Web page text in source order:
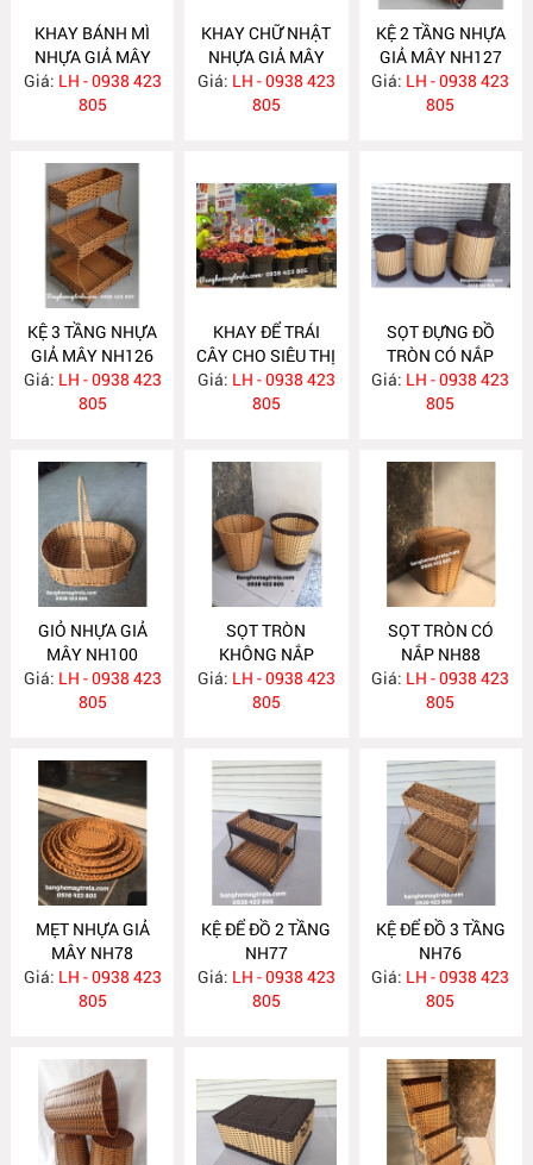
KHAY BÁNH MÌ
NHỰA GIẢ MÂY
NH129
Giá: LH - 0938 423
805
KHAY CHỮ NHẬT
NHỰA GIẢ MÂY
NH128
Giá: LH - 0938 423
805
KỆ 2 TẦNG NHỰA
GIẢ MÂY NH127
Giá: LH - 0938 423
805
KỆ 3 TẦNG NHỰA
GIẢ MÂY NH126
Giá: LH - 0938 423
805
KHAY ĐỂ TRÁI
CÂY CHO SIÊU THỊ
NH118
Giá: LH - 0938 423
805
SỌT ĐỰNG ĐỒ
TRÒN CÓ NẮP
NH103
Giá: LH - 0938 423
805
GIỎ NHỰA GIẢ
MÂY NH100
Giá: LH - 0938 423
805
SỌT TRÒN
KHÔNG NẮP
NH89
Giá: LH - 0938 423
805
SỌT TRÒN CÓ
NẮP NH88
Giá: LH - 0938 423
805
MẸT NHỰA GIẢ
MÂY NH78
Giá: LH - 0938 423
805
KỆ ĐỂ ĐỒ 2 TẦNG
NH77
Giá: LH - 0938 423
805
KỆ ĐỂ ĐỒ 3 TẦNG
NH76
Giá: LH - 0938 423
805